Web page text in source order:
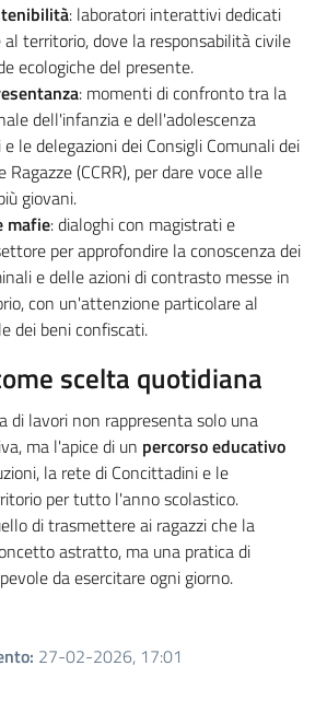
: laboratori interattivi dedicati
territorio, dove la responsabilità civile
ecologiche del presente.
: momenti di confronto tra la
dell'infanzia e dell'adolescenza
e le delegazioni dei Consigli Comunali dei
Ragazze (CCRR), per dare voce alle
giovani.
mafie: dialoghi con magistrati e
per approfondire la conoscenza dei
e delle azioni di contrasto messe in
con un'attenzione particolare al
dei beni confiscati.
scelta quotidiana
di lavori non rappresenta solo una
ma l'apice di un percorso educativo
la rete di Concittadini e le
per tutto l'anno scolastico.
di trasmettere ai ragazzi che la
astratto, ma una pratica di
da esercitare ogni giorno.
: 27-02-2026, 17:01